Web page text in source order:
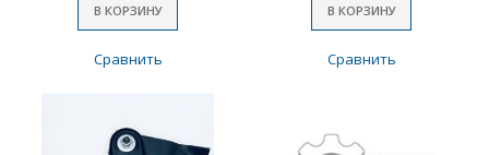
В КОРЗИНУ
Сравнить
В КОРЗИНУ
Сравнить